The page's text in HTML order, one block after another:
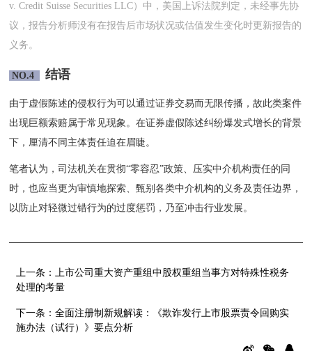
v. Credit Suisse Securities LLC）中，美国上诉法院判定，未经事先协
议，报告分析师没有在报告后市场状况或估值发生变化时更新报告的
义务。
NO.4 结语
由于虚假陈述的侵权行为可以通过证券交易而无限传播，故此类案件
出现巨额索赔属于常见现象。在证券虚假陈述纠纷爆发式增长的背景
下，厘清不同主体责任迫在眉睫。
笔者认为，司法机关在贯彻“零容忍”政策、压实中介机构责任的同
时，也应当更为审慎地探索、甄别各类中介机构的义务及责任边界，
以防止对轻微过错行为的过度惩罚，乃至冲击行业发展。
上一条：
上市公司重大资产重组中股权重组当事方对特殊性税务
处理的考量
下一条：全面注册制新规解读：《欺诈发行上市股票责令回购实
施办法（试行）》要点分析